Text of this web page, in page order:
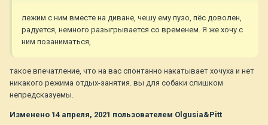
лежим с ним вместе на диване, чешу ему пузо, пёс доволен,
радуется, немного разыгрывается со временем. Я же хочу с
ним позаниматься,
такое впечатление, что на вас спонтанно накатывает хочуха и нет
никакого режима отдых-занятия. вы для собаки слишком
непредсказуемы.
Изменено 14 апреля, 2021 пользователем Olgusia&Pitt